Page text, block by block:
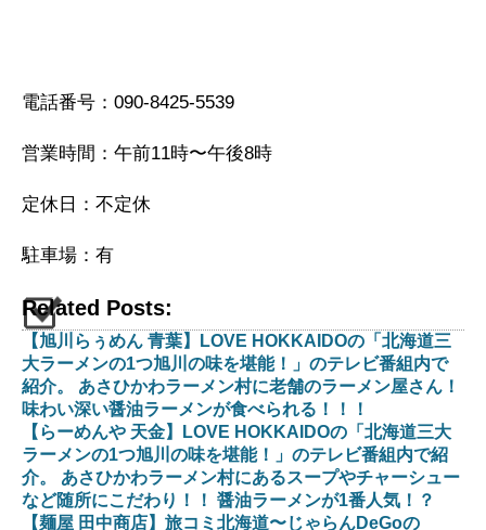
電話番号：090-8425-5539
営業時間：午前11時〜午後8時
定休日：不定休
駐車場：有
Related Posts:
【旭川らぅめん 青葉】LOVE HOKKAIDOの「北海道三
大ラーメンの1つ旭川の味を堪能！」のテレビ番組内で
紹介。 あさひかわラーメン村に老舗のラーメン屋さん！
味わい深い醤油ラーメンが食べられる！！！
【らーめんや 天金】LOVE HOKKAIDOの「北海道三大
ラーメンの1つ旭川の味を堪能！」のテレビ番組内で紹
介。 あさひかわラーメン村にあるスープやチャーシュー
など随所にこだわり！！ 醤油ラーメンが1番人気！？
【麺屋 田中商店】旅コミ北海道〜じゃらんDeGoの